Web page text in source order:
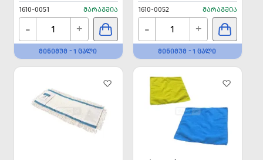
1610-0051 ᲛᲐᲠᲐᲒᲨᲘᲐ
- +
ᲛᲘᲜᲘᲛᲣᲛ - 1 ᲪᲐᲚᲘ
1610-0052 ᲛᲐᲠᲐᲒᲨᲘᲐ
- +
ᲛᲘᲜᲘᲛᲣᲛ - 1 ᲪᲐᲚᲘ